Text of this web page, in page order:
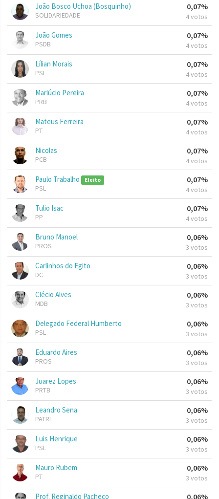
João Bosco Uchoa (Bosquinho)
SOLIDARIEDADE
0,07%
4 votos
João Gomes
PSDB
0,07%
4 votos
Lílian Morais
PSL
0,07%
4 votos
Marlúcio Pereira
PRB
0,07%
4 votos
Mateus Ferreira
PT
0,07%
4 votos
Nicolas
PCB
0,07%
4 votos
Paulo Trabalho Eleito
PSL
0,07%
4 votos
Tulio Isac
PP
0,07%
4 votos
Bruno Manoel
PROS
0,06%
3 votos
Carlinhos do Egito
DC
0,06%
3 votos
Clécio Alves
MDB
0,06%
3 votos
Delegado Federal Humberto
PSL
0,06%
3 votos
Eduardo Aires
PROS
0,06%
3 votos
Juarez Lopes
PRTB
0,06%
3 votos
Leandro Sena
PATRI
0,06%
3 votos
Luis Henrique
PSL
0,06%
3 votos
Mauro Rubem
PT
0,06%
3 votos
Prof. Reginaldo Pacheco 0,06%